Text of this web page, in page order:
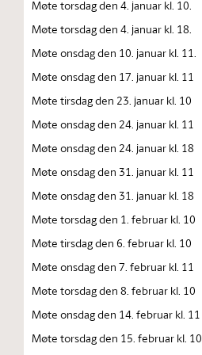
Møte torsdag den 4. januar kl. 10.
Møte torsdag den 4. januar kl. 18.
Møte onsdag den 10. januar kl. 11.
Møte onsdag den 17. januar kl. 11
Møte tirsdag den 23. januar kl. 10
Møte onsdag den 24. januar kl. 11
Møte onsdag den 24. januar kl. 18
Møte onsdag den 31. januar kl. 11
Møte onsdag den 31. januar kl. 18
Møte torsdag den 1. februar kl. 10
Møte tirsdag den 6. februar kl. 10
Møte onsdag den 7. februar kl. 11
Møte torsdag den 8. februar kl. 10
Møte onsdag den 14. februar kl. 11
Møte torsdag den 15. februar kl. 10